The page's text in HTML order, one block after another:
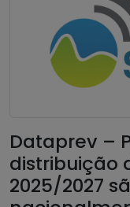
Dataprev –
distribuição
2025/2027